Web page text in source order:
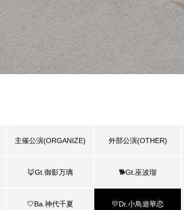
主催公演(ORGANIZE) 外部公演(OTHER)
🦊Gt.御影万璃 🐕Gt.巫波瑠
🤍Ba.神代千夏 💛Dr.小鳥遊華恋